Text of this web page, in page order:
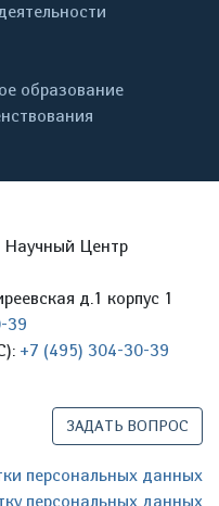
образование
Научный Центр
д.1 корпус 1
39
+7 (495) 304-30-39
ЗАДАТЬ ВОПРОС
персональных данных
персональных данных